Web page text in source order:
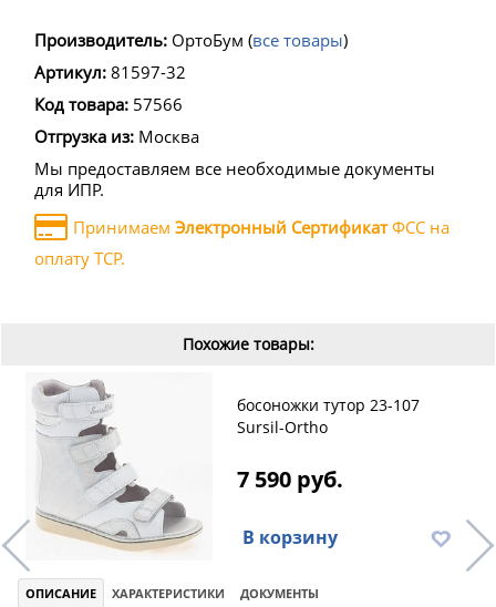
Производитель: ОртоБум (все товары)
Артикул: 81597-32
Код товара: 57566
Отгрузка из: Москва
Мы предоставляем все необходимые документы
для ИПР.
Принимаем Электронный СертификатФСС на
оплату ТСР.
Похожие товары:
босоножки тутор 23-107
Sursil-Ortho
7 590 руб.
В корзину
ОПИСАНИЕ ХАРАКТЕРИСТИКИ
ДОКУМЕНТЫ